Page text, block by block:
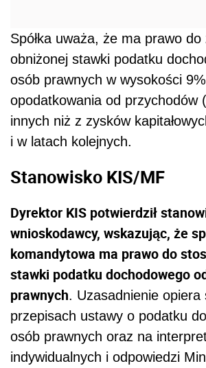
Spółka uważa, że ma prawo
obniżonej stawki podatku
osób prawnych w wysokości
opodatkowania od przychodów
innych niż z zysków
i w latach kolejnych.
Stanowisko KIS/MF
Dyrektor KIS potwierdził
wnioskodawcy, wskazując, że
komandytowa ma prawo do
stawki podatku dochodowego
prawnych. Uzasadnienie opiera
przepisach ustawy o podatku
osób prawnych oraz na
indywidualnych i odpowiedzi